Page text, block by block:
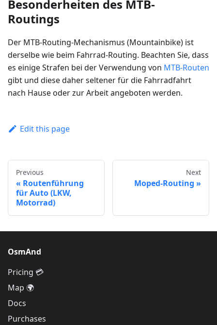
Besonderheiten des MTB-
Routings
Der MTB-Routing-Mechanismus (Mountainbike) ist
derselbe wie beim Fahrrad-Routing. Beachten Sie, dass
es einige Strafen bei der Verwendung von MTB-Routen
gibt und diese daher seltener für die Fahrradfahrt
nach Hause oder zur Arbeit angeboten werden.
Edit this page
Previous
Routenführung
für Auto (LKW,
Motorrad)
Next
Moped-Routing
OsmAnd
Pricing 💳
Map 🌍
Docs
Purchases